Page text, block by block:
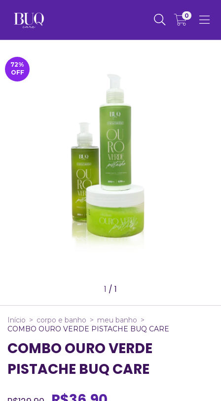
0
72%
OFF
1 / 1
Início > corpo e banho > meu banho >
COMBO OURO VERDE PISTACHE BUQ CARE
COMBO OURO VERDE
PISTACHE BUQ CARE